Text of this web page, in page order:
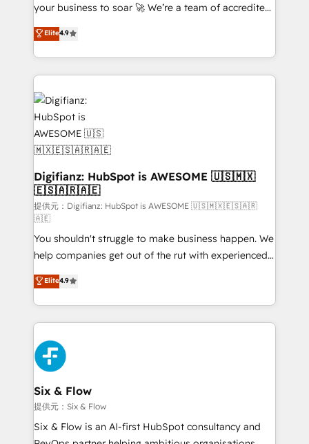
our AI governance framework, built on ISO 42001
Ready for the next step? Click the 👈 '𝗖𝗼𝗻𝘁𝗮𝗰𝘁
𝗯𝘂𝘀𝗶𝗻𝗲𝘀𝘀' button to get in touch (𝘸𝘦'𝘳𝘦 𝘴𝘶𝘱𝘦𝘳
𝘳𝘦𝘴𝘱𝘰𝘯𝘴𝘪𝘷𝘦)
your business to soar 🚀 We’re a team of accredited
HubSpot experts ready to help you. We can
implement the platform into complex business
environments, optimise what you've got and make
sure you can actually use it, build your website in
HubSpot or create an inbound marketing strategy
for you and execute it on HubSpot. We are on the
G-Cloud 14 CCS (Crown Commercial Service)
framework, meaning we've been accredited by
HubSpot and vetted by the CCS, which means we
can support public sector companies as well the
other ones listed in our profile. Our services: -
HubSpot implementation - HubSpot CMS website
build We can do lots of things. But everything we do
is there for you to: - Grow revenue, and run your
business more efficiently - Build stronger
relationships with customers - Make better
decisions with data - Find a new voice and reach
more people - Get the most out of your HubSpot
investment
Elite4.9
Digifianz: HubSpot is AWESOME 🇺🇸🇲🇽
🇪🇸🇦🇷🇦🇪
提供元：Digifianz: HubSpot is AWESOME 🇺🇸🇲🇽🇪🇸🇦🇷
🇦🇪
You shouldn't struggle to make business happen. We
help companies get out of the rut with experienced,
process-oriented teams implementing HubSpot
Marketing, Sales, Service, CMS and Operations Hub,
so selling and actually engaging with your customers
feels easy and pain-free. We are a top ranked
HubSpot Elite Partner, winner of Rookie of the Year
and Customer First Awards, 4.9/5 rating in HubSpot
Reviews and 4.9/5 rating in Clutch Reviews. Digifianz
helps the following industries: logistics & 3PL, home
improvement & construction, branding and
commercialization, real estate, health, education,
SaaS, Software Dev & IT and consulting, make the
Elite4.9
Six & Flow
提供元：Six & Flow
Six & Flow is an AI-first HubSpot consultancy and